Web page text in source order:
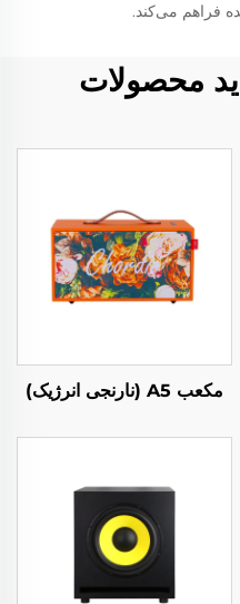
فراهم می‌کند.
محصولات
مکعب A5 (نارنجی انرژیک)